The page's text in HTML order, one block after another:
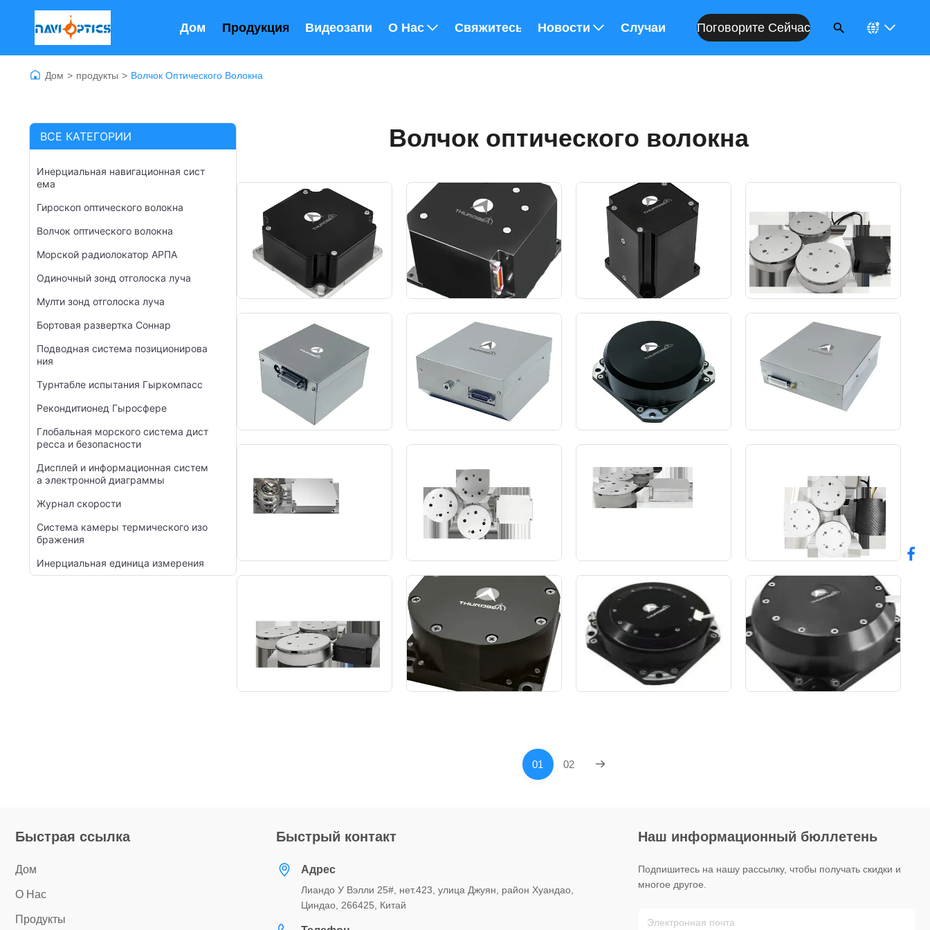
Дом Продукция Видеозаписи О Нас Свяжитесь С Нами
Новости Случаи Поговорите Сейчас
Дом > продукты > Волчок Оптического Волокна
ВСЕ КАТЕГОРИИ
Инерциальная навигационная сист
ема
Гироскоп оптического волокна
Волчок оптического волокна
Морской радиолокатор АРПА
Одиночный зонд отголоска луча
Мулти зонд отголоска луча
Бортовая развертка Соннар
Подводная система позиционирова
ния
Турнтабле испытания Гыркомпасс
Рекондитионед Гыросфере
Глобальная морского система дист
ресса и безопасности
Дисплей и информационная систем
а электронной диаграммы
Журнал скорости
Система камеры термического изо
бражения
Инерциальная единица измерения
Волчок оптического волокна
01 02
Быстрая ссылка
Дом
О Нас
Продукты
Быстрый контакт
Адрес
Лиандо У Вэлли 25#, нет.423, улица Джуян, район Хуандао,
Циндао, 266425, Китай
Наш информационный бюллетень
Подпишитесь на нашу рассылку, чтобы получать скидки и
многое другое.